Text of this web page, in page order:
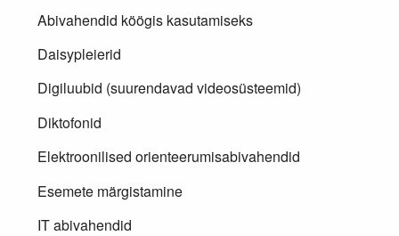
Abivahendid köögis kasutamiseks
Daisypleierid
Digiluubid (suurendavad videosüsteemid)
Diktofonid
Elektroonilised orienteerumisabivahendid
Esemete märgistamine
IT abivahendid